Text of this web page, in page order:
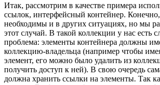
Итак, рассмотрим в качестве примера
ссылок, интерфейсный контейнер.
необходимы и в других ситуациях, но мы
этот случай. В такой коллекции у нас есть
проблема: элементы контейнера должны
коллекцию-владельца (например чтобы
элемент, его можно было удалить из
получить доступ к ней). В свою очередь
должна хранить ссылки на элементы. Так